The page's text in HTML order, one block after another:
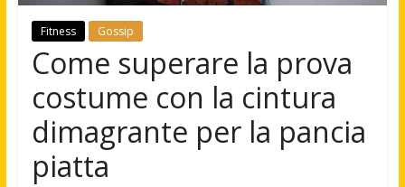
Fitness Gossip
Come superare la prova
costume con la cintura
dimagrante per la pancia
piatta